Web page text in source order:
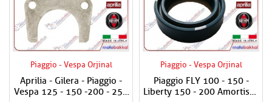
Piaggio - Vespa Orjinal
Aprilia - Gilera - Piaggio -
Vespa 125 - 150 -200 - 250
Piaggio - Vespa Orjinal
Piaggio FLY 100 - 150 -
Liberty 150 - 200 Amortisör